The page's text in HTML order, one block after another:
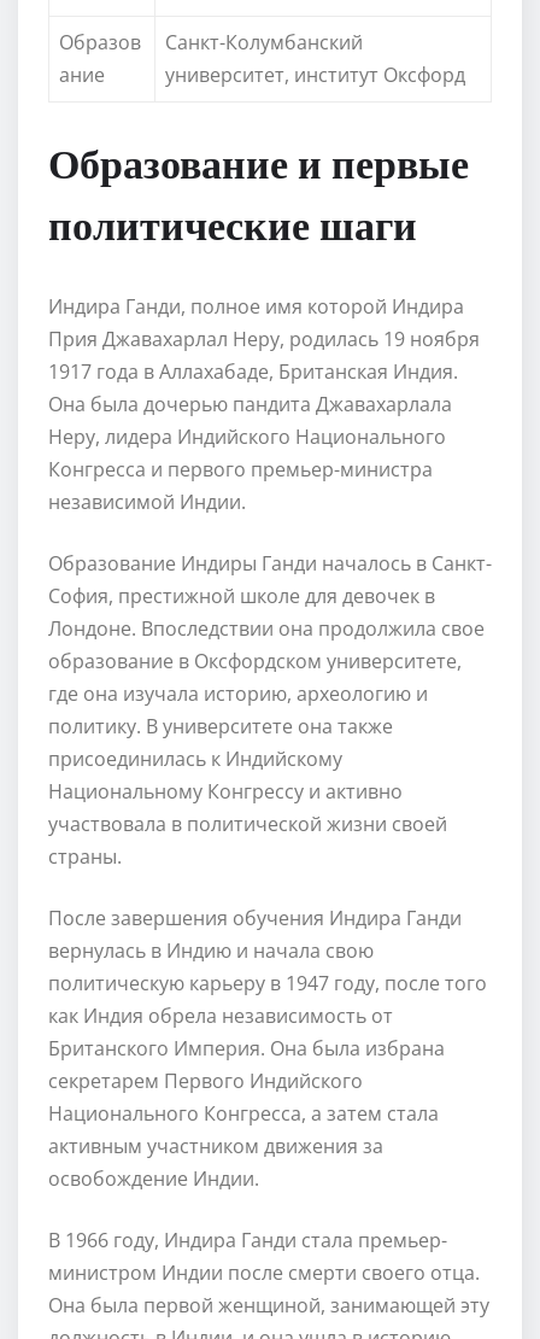
Образов
ание
Санкт-Колумбанский
университет, институт Оксфорд
Образование и первые
политические шаги
Индира Ганди, полное имя которой Индира
Прия Джавахарлал Неру, родилась 19 ноября
1917 года в Аллахабаде, Британская Индия.
Она была дочерью пандита Джавахарлала
Неру, лидера Индийского Национального
Конгресса и первого премьер-министра
независимой Индии.
Образование Индиры Ганди началось в Санкт-
София, престижной школе для девочек в
Лондоне. Впоследствии она продолжила свое
образование в Оксфордском университете,
где она изучала историю, археологию и
политику. В университете она также
присоединилась к Индийскому
Национальному Конгрессу и активно
участвовала в политической жизни своей
страны.
После завершения обучения Индира Ганди
вернулась в Индию и начала свою
политическую карьеру в 1947 году, после того
как Индия обрела независимость от
Британского Империя. Она была избрана
секретарем Первого Индийского
Национального Конгресса, а затем стала
активным участником движения за
освобождение Индии.
В 1966 году, Индира Ганди стала премьер-
министром Индии после смерти своего отца.
Она была первой женщиной, занимающей эту